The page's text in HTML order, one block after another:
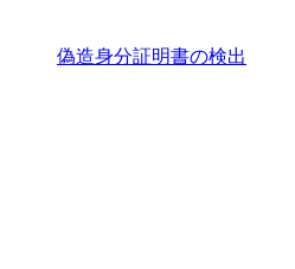
偽造身分証明書の検出